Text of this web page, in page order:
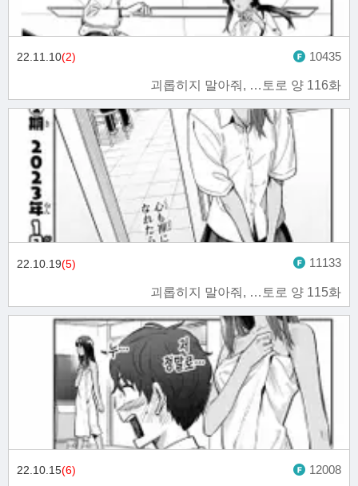
괴롭히지 말아줘, …토로 양 116화
22.11.10(2) 10435
괴롭히지 말아줘, …토로 양 115화
22.10.19(5) 11133
22.10.15(6) 12008